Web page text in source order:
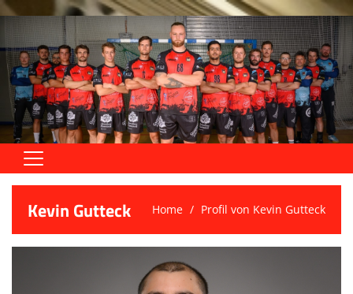
Home
Aktive
Kevin Gutteck Home Profil von Kevin Gutteck